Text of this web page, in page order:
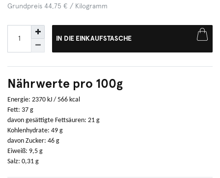
Grundpreis 44,75 € / Kilogramm
IN DIE EINKAUFSTASCHE
Nährwerte pro 100g
Energie: 2370 kJ / 566 kcal
Fett: 37 g
davon gesättigte Fettsäuren: 21 g
Kohlenhydrate: 49 g
davon Zucker: 46 g
Eiweiß: 9,5 g
Salz: 0,31 g